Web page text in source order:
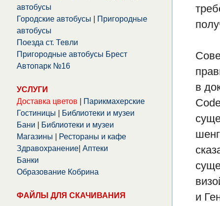
автобусы
Городские автобусы
Пригородные
автобусы
Поезда ст. Тевли
Пригородные автобусы Брест
Автопарк №16
УСЛУГИ
Доставка цветов
Парикмахерские
Гостиницы
Библиотеки и музеи
Бани
Библиотеки и музеи
Магазины
Рестораны и кафе
Здравохранение Аптеки
Банки
Образование Кобрина
ФАЙЛЫ ДЛЯ СКАЧИВАНИЯ
в
и